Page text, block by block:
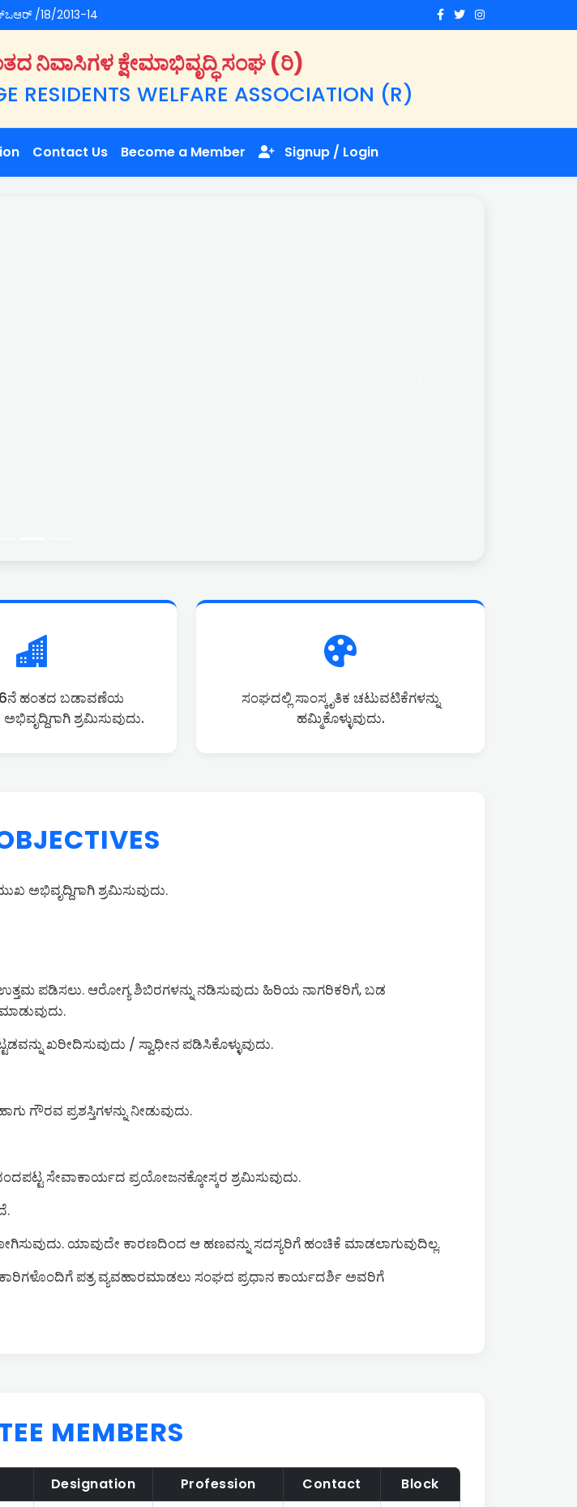
/18/2013-14
ನಿವಾಸಿಗಳ ಕ್ಷೇಮಾಭಿವೃದ್ಧಿ ಸಂಘ (ರಿ)
RESIDENTS WELFARE ASSOCIATION (R)
Contact Us Become a Member Signup / Login
ಹಂತದ ಬಡಾವಣೆಯ
ಶ್ರಮಿಸುವುದು.
ಸಂಘದಲ್ಲಿ ಸಾಂಸ್ಕೃತಿಕ ಚಟುವಟಿಕೆಗಳನ್ನು
ಹಮ್ಮಿಕೊಳ್ಳುವುದು.
ಶ್ರಮಿಸುವುದು.
ಉತ್ತಮ ಪಡಿಸಲು. ಆರೋಗ್ಯ ಶಿಬಿರಗಳನ್ನು ನಡಿಸುವುದು ಹಿರಿಯ ನಾಗರಿಕರಿಗೆ, ಬಡ
ಖರೀದಿಸುವುದು / ಸ್ವಾಧೀನ ಪಡಿಸಿಕೊಳ್ಳುವುದು.
ಗೌರವ ಪ್ರಶಸ್ತಿಗಳನ್ನು ನೀಡುವುದು.
ಸೇವಾಕಾರ್ಯದ ಪ್ರಯೋಜನಕ್ಕೋಸ್ಕರ ಶ್ರಮಿಸುವುದು.
ಯಾವುದೇ ಕಾರಣದಿಂದ ಆ ಹಣವನ್ನು ಸದಸ್ಯರಿಗೆ ಹಂಚಿಕೆ ಮಾಡಲಾಗುವುದಿಲ್ಲ.
ಪತ್ರ ವ್ಯವಹಾರಮಾಡಲು ಸಂಘದ ಪ್ರಧಾನ ಕಾರ್ಯದರ್ಶಿ ಅವರಿಗೆ
MEMBERS
Designation Profession Contact Block